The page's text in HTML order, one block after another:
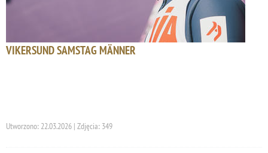
VIKERSUND SAMSTAG MÄNNER
Utworzono: 22.03.2026 | Zdjęcia: 349